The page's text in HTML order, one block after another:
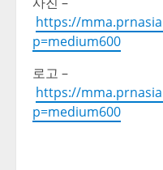
https://
p=medium600
로고 –
https://
p=medium600